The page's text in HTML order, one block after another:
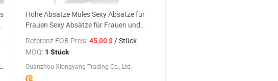
Hohe Absätze Mules Sexy Absätze für
Frauen Sexy Absätze für Frauen und
hohe Absätze Damenschuhe Preis
Referenz FOB Preis:45,00 $/ Stück
MOQ: 1 Stück
Quanzhou Xiongyang Trading Co., Ltd.